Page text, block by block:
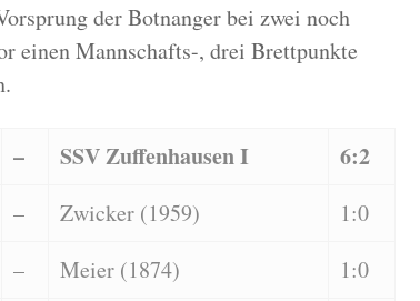
der Botnanger bei zwei noch
einen Mannschafts-, drei Brettpunkte
– SSV Zuffenhausen I 6:2
– Zwicker (1959)
1:0
– Meier (1874)
1:0